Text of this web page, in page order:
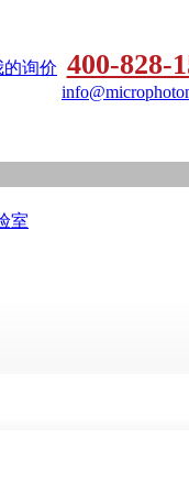
的询价 400-828-
室